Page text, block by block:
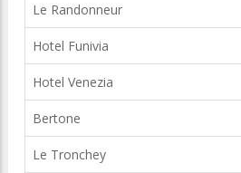
Le Randonneur
Hotel Funivia
Hotel Venezia
Bertone
Le Tronchey